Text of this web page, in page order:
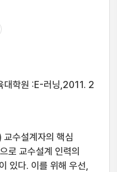
대학원 :E-러닝,2011. 2
수설계자의 핵심
로 교수설계 인력의
있다. 이를 위해 우선,